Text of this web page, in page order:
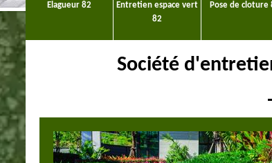
Elagueur 82
Entretien espace vert
82
Pose de cloture
Société